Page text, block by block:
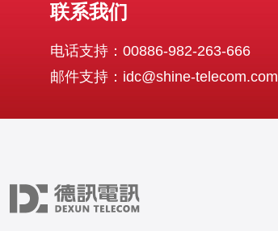
联系我们
电话支持：00886-982-263-666
邮件支持：idc@shine-telecom.com